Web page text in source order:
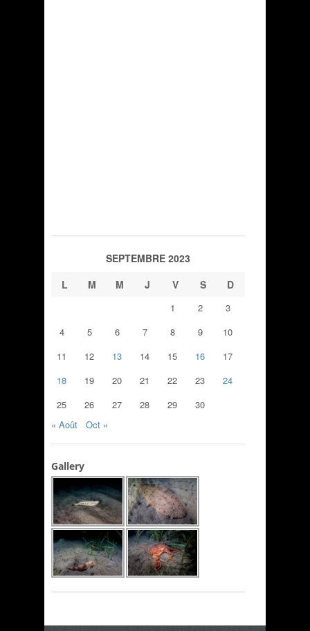
SEPTEMBRE 2023
L
M M J V S D
1 2
3
4
5 6 7 8 9
10
11
12 13 14 15 16
17
18
19 20 21 22 23
24
25
26 27 28 29
30
« Août
Oct »
Gallery